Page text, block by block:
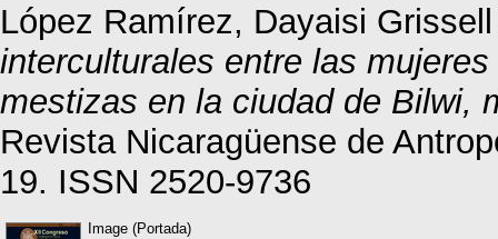
López Ramírez, Dayaisi Grissell
interculturales entre las
mestizas en la ciudad de Bilwi,
Revista Nicaragüense de
19. ISSN 2520-9736
Image (Portada)